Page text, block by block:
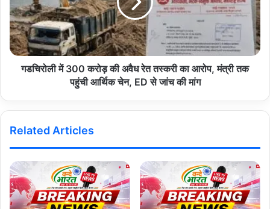
गडचिरोली में 300 करोड़ की अवैध रेत तस्करी का आरोप, मंत्री तक
पहुंची आर्थिक चेन, ED से जांच की मांग
Related Articles